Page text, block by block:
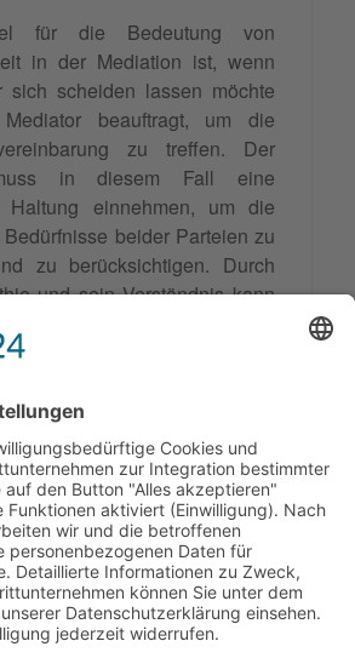
für die Bedeutung von
in der Mediation ist, wenn
sich scheiden lassen möchte
beauftragt, um die
zu treffen. Der
in diesem Fall eine
Haltung einnehmen, um die
beider Parteien zu
zu berücksichtigen. Durch
und sein Verständnis kann
sich gehört und verstanden
zu reduzieren und eine
zu fördern, um
Parteien akzeptable Lösung
Mediator bei Konflikten in Familie,